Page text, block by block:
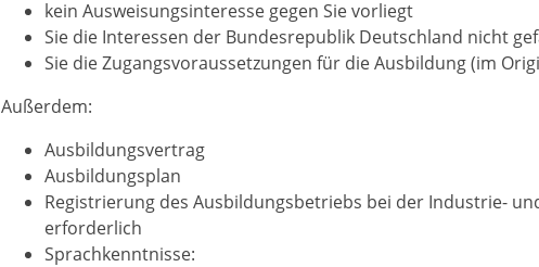
kein Ausweisungsinteresse gegen Sie vorliegt
Sie die Interessen der Bundesrepublik Deutschland nicht
Sie die Zugangsvoraussetzungen für die Ausbildung (im
Außerdem:
Ausbildungsvertrag
Ausbildungsplan
Registrierung des Ausbildungsbetriebs bei der Industrie-
erforderlich
Sprachkenntnisse: